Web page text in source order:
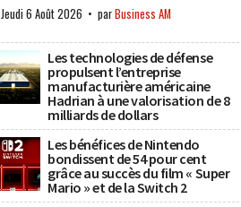
Jeudi 6 Août 2026 parBusiness AM
Les technologies de défense
propulsent l’entreprise
manufacturière américaine
Hadrian à une valorisation de 8
milliards de dollars
Les bénéfices de Nintendo
bondissent de 54 pour cent
grâce au succès du film « Super
Mario » et de la Switch 2